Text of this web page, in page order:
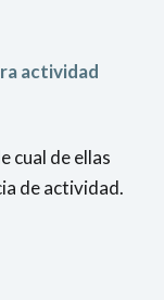
actividad
cual de ellas
de actividad.